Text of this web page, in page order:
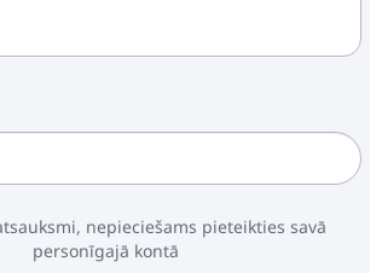
nepieciešams pieteikties savā
personīgajā kontā